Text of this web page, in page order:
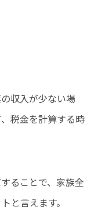
収入が少ない場
税金を計算する時
ることで、家族全
と言えます。